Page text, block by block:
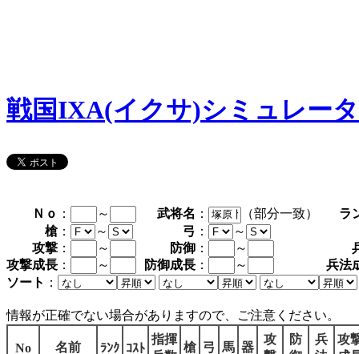
戦国IXA(イクサ)シミュレー
Ｎｏ ： ～ 武将名 ： （部分一致）
ラ
槍 ： ～ 弓 ：
～
攻撃 ： ～ 防御 ： ～
攻撃成長 ： ～ 防御成長 ： ～
兵法
ソート ：
情報が正確でない場合がありますので、ご注意ください。
No 名前 ﾗﾝｸ ｺｽﾄ
指揮
槍 弓 馬 器
攻
防
兵
攻